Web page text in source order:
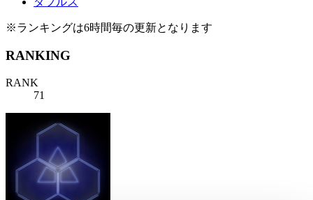
※ランキングは6時間毎の更新となります
RANKING
RANK
71